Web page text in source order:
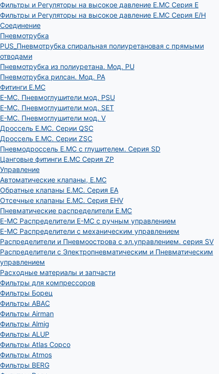
Фильтры и Регуляторы на высокое давление E.MC Серия E
Фильтры и Регуляторы на высокое давление E.MC Серия E/H
Соединение
Пневмотрубка
PUS_Пневмотрубка спиральная полиуретановая с прямыми
отводами
Пневмотрубка из полиуретана. Мод. РU
Пневмотрубка рилсан. Мод. PA
Фитинги E.MC
E-MC. Пневмоглушители мод. PSU
E-MC. Пневмоглушители мод. SET
E-MC. Пневмоглушители мод. V
Дроссель E.MC. Серии QSC
Дроссель E.MC. Серии ZSC
Пневмодроссель E.MC с глушителем. Серия SD
Цанговые фитинги E.MC Серия ZP
Управление
Автоматические клапаны, Е.МС
Обратные клапаны E.MC. Серия EA
Отсечные клапаны E.MC. Серия EHV
Пневматические распределители E.MC
E-MC Распределители E-MC с ручным управлением
E-MC Распределители с механическим управлением
Распределители и Пневмоострова с эл.управлением. серия SV
Распределители с Электропневматическим и Пневматическим
управлением
Расходные материалы и запчасти
Фильтры для компрессоров
Фильтры Борец
Фильтры ABAC
Фильтры Airman
Фильтры Almig
Фильтры ALUP
Фильтры Atlas Copco
Фильтры Atmos
Фильтры BERG